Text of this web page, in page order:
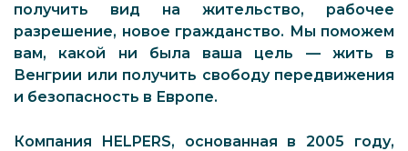
получить вид на жительство, рабочее
разрешение, новое гражданство. Мы поможем
вам, какой ни была ваша цель — жить в
Венгрии или получить свободу передвижения
и безопасность в Европе.
Компания HELPERS, основанная в 2005 году,